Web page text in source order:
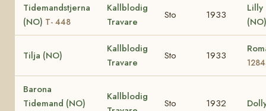
Tidemandstjerna
(NO) T- 448
Kallblodig
Travare
Sto 1933
Lilly
(NO)
Tilja (NO)
Kallblodig
Travare
Sto 1933
Barona
Tidemand (NO)
Kallblodig
Sto 1932